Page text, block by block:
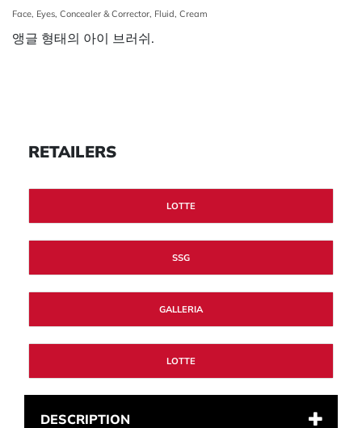
Face, Eyes, Concealer & Corrector, Fluid, Cream
앵글 형태의 아이 브러쉬.
RETAILERS
LOTTE
SSG
GALLERIA
LOTTE
DESCRIPTION